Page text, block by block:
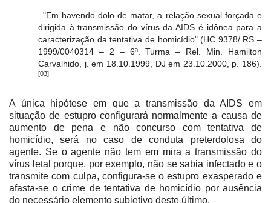
"Em havendo dolo de matar, a relação sexual forçada e
dirigida à transmissão do vírus da AIDS é idônea para a
caracterização da tentativa de homicídio" (HC 9378/ RS –
1999/0040314 – 2 – 6ª. Turma – Rel. Min. Hamilton
Carvalhido, j. em 18.10.1999, DJ em 23.10.2000, p. 186).
[03]
A única hipótese em que a transmissão da AIDS em
situação de estupro configurará normalmente a causa de
aumento de pena e não concurso com tentativa de
homicídio, será no caso de conduta preterdolosa do
agente. Se o agente não tem em mira a transmissão do
vírus letal porque, por exemplo, não se sabia infectado e o
transmite com culpa, configura-se o estupro exasperado e
afasta-se o crime de tentativa de homicídio por ausência
do necessário elemento subjetivo deste último.